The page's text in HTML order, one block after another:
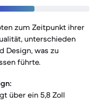
zum Zeitpunkt ihrer
unterschieden
Design, was zu
führte.
über ein 5,8 Zoll